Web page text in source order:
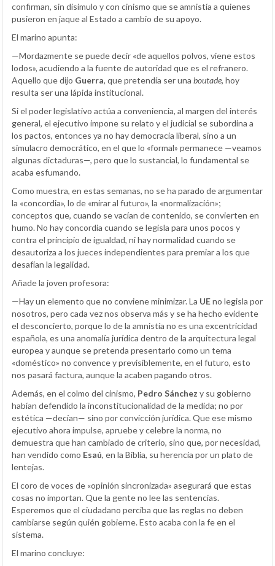
confirman, sin disimulo y con cinismo que se amnistía a quienes
pusieron en jaque al Estado a cambio de su apoyo.
El marino apunta:
—Mordazmente se puede decir «de aquellos polvos, viene estos
lodos», acudiendo a la fuente de autoridad que es el refranero.
Aquello que dijo Guerra, que pretendía ser una boutade, hoy
resulta ser una lápida institucional.
Si el poder legislativo actúa a conveniencia, al margen del interés
general, el ejecutivo impone su relato y el judicial se subordina a
los pactos, entonces ya no hay democracia liberal, sino a un
simulacro democrático, en el que lo «formal» permanece —veamos
algunas dictaduras—, pero que lo sustancial, lo fundamental se
acaba esfumando.
Como muestra, en estas semanas, no se ha parado de argumentar
la «concordia», lo de «mirar al futuro», la «normalización»;
conceptos que, cuando se vacían de contenido, se convierten en
humo. No hay concordia cuando se legisla para unos pocos y
contra el principio de igualdad, ni hay normalidad cuando se
desautoriza a los jueces independientes para premiar a los que
desafían la legalidad.
Añade la joven profesora:
—Hay un elemento que no conviene minimizar. La UEno legisla por
nosotros, pero cada vez nos observa más y se ha hecho evidente
el desconcierto, porque lo de la amnistía no es una excentricidad
española, es una anomalía jurídica dentro de la arquitectura legal
europea y aunque se pretenda presentarlo como un tema
«doméstico» no convence y previsiblemente, en el futuro, esto
nos pasará factura, aunque la acaben pagando otros.
Además, en el colmo del cinismo, Pedro Sánchez y su gobierno
habían defendido la inconstitucionalidad de la medida; no por
estética —decían— sino por convicción jurídica. Que ese mismo
ejecutivo ahora impulse, apruebe y celebre la norma, no
demuestra que han cambiado de criterio, sino que, por necesidad,
han vendido como Esaú, en la Biblia, su herencia por un plato de
lentejas.
El coro de voces de «opinión sincronizada» asegurará que estas
cosas no importan. Que la gente no lee las sentencias.
Esperemos que el ciudadano perciba que las reglas no deben
cambiarse según quién gobierne. Esto acaba con la fe en el
sistema.
El marino concluye: